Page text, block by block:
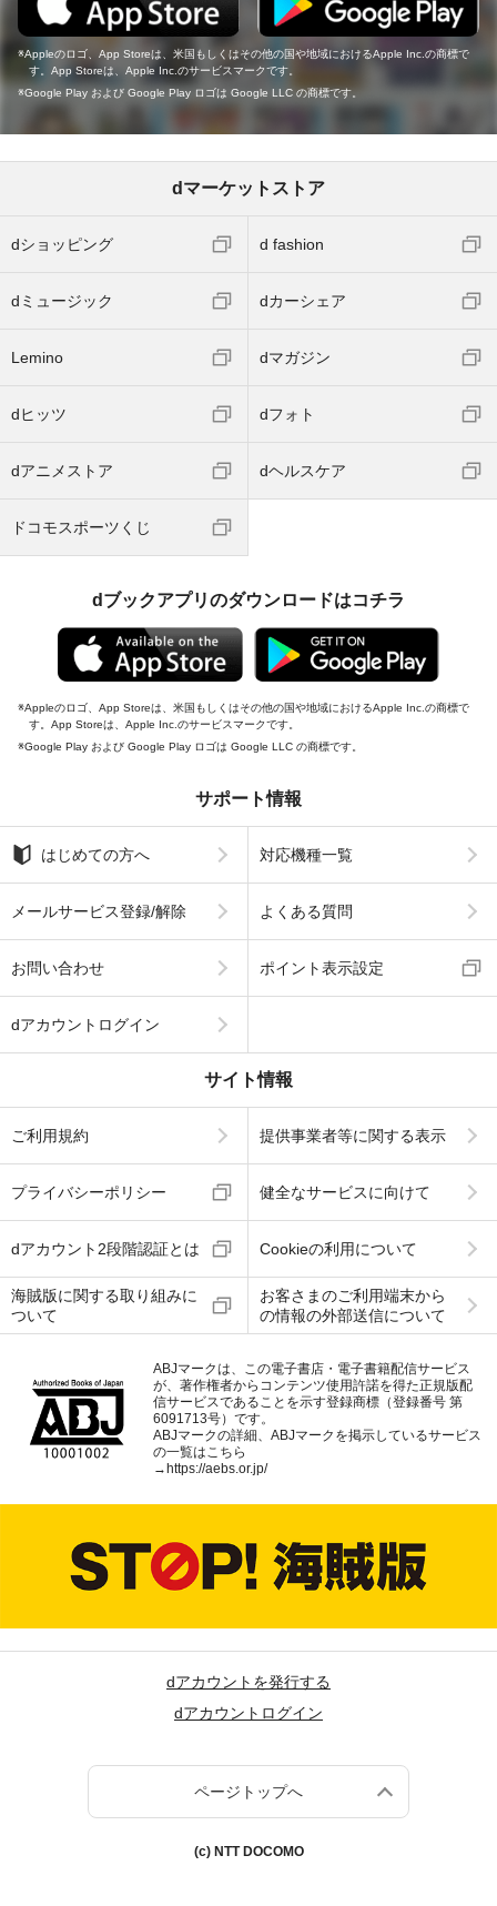
Appleのロゴ、App Storeは、米国もしくはその他の国や地域におけるApple Inc.の商標で
す。App Storeは、Apple Inc.のサービスマークです。
Google Play および Google Play ロゴは Google LLC の商標です。
dマーケットストア
dショッピング d fashion
dミュージック dカーシェア
Lemino dマガジン
dヒッツ dフォト
dアニメストア dヘルスケア
ドコモスポーツくじ
dブックアプリのダウンロードはコチラ
Appleのロゴ、App Storeは、米国もしくはその他の国や地域におけるApple Inc.の商標で
す。App Storeは、Apple Inc.のサービスマークです。
Google Play および Google Play ロゴは Google LLC の商標です。
サポート情報
はじめての方へ 対応機種一覧
メールサービス登録/解除 よくある質問
お問い合わせ ポイント表示設定
dアカウントログイン
サイト情報
ご利用規約 提供事業者等に関する表示
プライバシーポリシー 健全なサービスに向けて
dアカウント2段階認証とは Cookieの利用について
海賊版に関する取り組みに
ついて
お客さまのご利用端末から
の情報の外部送信について
ABJマークは、この電子書店・電子書籍配信サービス
が、著作権者からコンテンツ使用許諾を得た正規版配
信サービスであることを示す登録商標（登録番号 第
6091713号）です。
ABJマークの詳細、ABJマークを掲示しているサービス
の一覧はこちら
→ https://aebs.or.jp/
dアカウントを発行する
dアカウントログイン
ページトップへ
(c) NTT DOCOMO